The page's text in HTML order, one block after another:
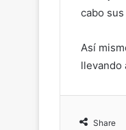
cabo
Así
llevando
Share